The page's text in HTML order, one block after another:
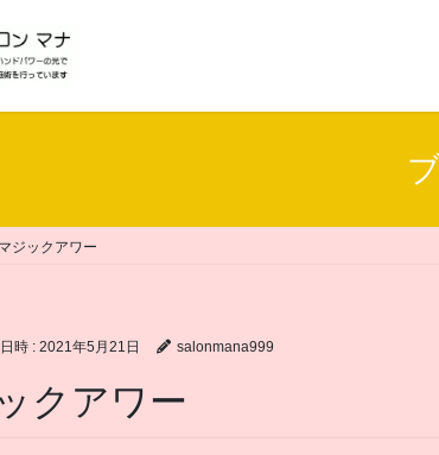
ジックアワー
時 : 2021年5月21日 salonmana999
クアワー